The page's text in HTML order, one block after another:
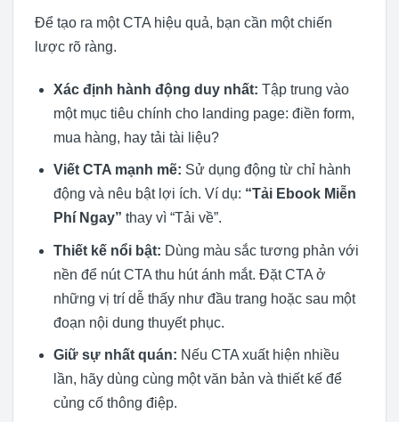
Để tạo ra một CTA hiệu quả, bạn cần một chiến
lược rõ ràng.
Xác định hành động duy nhất: Tập trung vào
một mục tiêu chính cho landing page: điền form,
mua hàng, hay tải tài liệu?
Viết CTA mạnh mẽ: Sử dụng động từ chỉ hành
động và nêu bật lợi ích. Ví dụ: “Tải Ebook Miễn
Phí Ngay” thay vì “Tải về”.
Thiết kế nổi bật: Dùng màu sắc tương phản với
nền để nút CTA thu hút ánh mắt. Đặt CTA ở
những vị trí dễ thấy như đầu trang hoặc sau một
đoạn nội dung thuyết phục.
Giữ sự nhất quán: Nếu CTA xuất hiện nhiều
lần, hãy dùng cùng một văn bản và thiết kế để
củng cố thông điệp.